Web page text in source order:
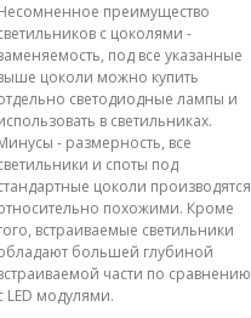
преимущество
с цоколями -
под все указанные
цоколи можно купить
светодиодные лампы и
в светильниках.
- размерность, все
и споты под
цоколи производятся
похожими. Кроме
встраиваемые светильники
большей глубиной
части по сравнению
LED модулями.